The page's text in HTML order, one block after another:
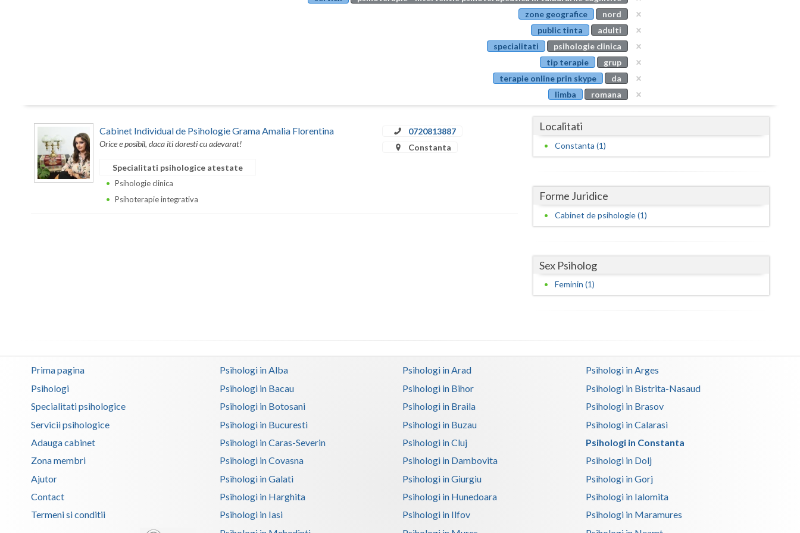
Buzau
Calarasi
Caras-Severin
Cluj
Constanta
Giurgiu
Hunedoara
Maramures
Mehedinti
Neamt
Olt
Salaj
zone geografice
nord
public tinta
adulti
specialitati
psihologie clinica
tip terapie
grup
terapie online prin skype
da
limba
romana
Cabinet Individual de Psihologie Grama Amalia Florentina
Orice e posibil, daca iti doresti cu adevarat!
0720813887
Constanta
Specialitati psihologice atestate
Psihologie clinica
Psihoterapie integrativa
Localitati
Constanta (1)
Forme Juridice
Cabinet de psihologie (1)
Sex Psiholog
Feminin (1)
Prima pagina
Psihologi
Specialitati psihologice
Servicii psihologice
Adauga cabinet
Zona membri
Ajutor
Contact
Termeni si conditii
Psihologi in Alba Psihologi in Arad
Psihologi in Arges
Psihologi in Bacau
Psihologi in Bihor
Psihologi in Bistrita-Nasaud
Psihologi in Botosani
Psihologi in Braila
Psihologi in Brasov
Psihologi in Bucuresti
Psihologi in Buzau
Psihologi in Calarasi
Psihologi in Caras-Severin
Psihologi in Cluj
Psihologi in Constanta
Psihologi in Covasna
Psihologi in Dambovita
Psihologi in Dolj
Psihologi in Galati
Psihologi in Giurgiu
Psihologi in Gorj
Psihologi in Harghita
Psihologi in Hunedoara
Psihologi in Ialomita
Psihologi in Iasi
Psihologi in Ilfov
Psihologi in Maramures